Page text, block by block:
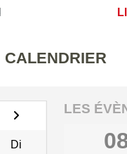
CALENDRIER
Di
LES